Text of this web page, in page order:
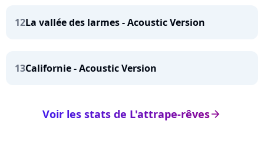
12La vallée des larmes - Acoustic Version
13Californie - Acoustic Version
arrow_right
Voir les stats de L'attrape-rêves